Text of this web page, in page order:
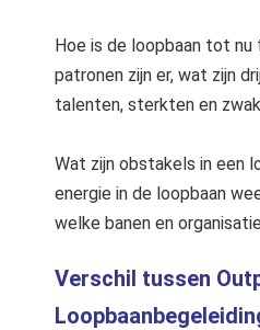
Hoe is de loopbaan tot
patronen zijn er, wat zijn
talenten, sterkten en
Wat zijn obstakels in een
energie in de loopbaan
welke banen en
Verschil tussen